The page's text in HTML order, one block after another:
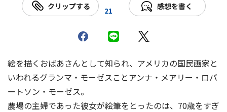
クリップする 21 感想を書く
絵を描くおばあさんとして知られ、アメリカの国民画家と
いわれるグランマ・モーゼスことアンナ・メアリー・ロバ
ートソン・モーゼス。
農場の主婦であった彼女が絵筆をとったのは、70歳をすぎ